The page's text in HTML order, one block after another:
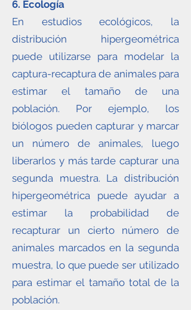
6. Ecología
En estudios ecológicos, la
distribución hipergeométrica
puede utilizarse para modelar la
captura-recaptura de animales para
estimar el tamaño de una
población. Por ejemplo, los
biólogos pueden capturar y marcar
un número de animales, luego
liberarlos y más tarde capturar una
segunda muestra. La distribución
hipergeométrica puede ayudar a
estimar la probabilidad de
recapturar un cierto número de
animales marcados en la segunda
muestra, lo que puede ser utilizado
para estimar el tamaño total de la
población.